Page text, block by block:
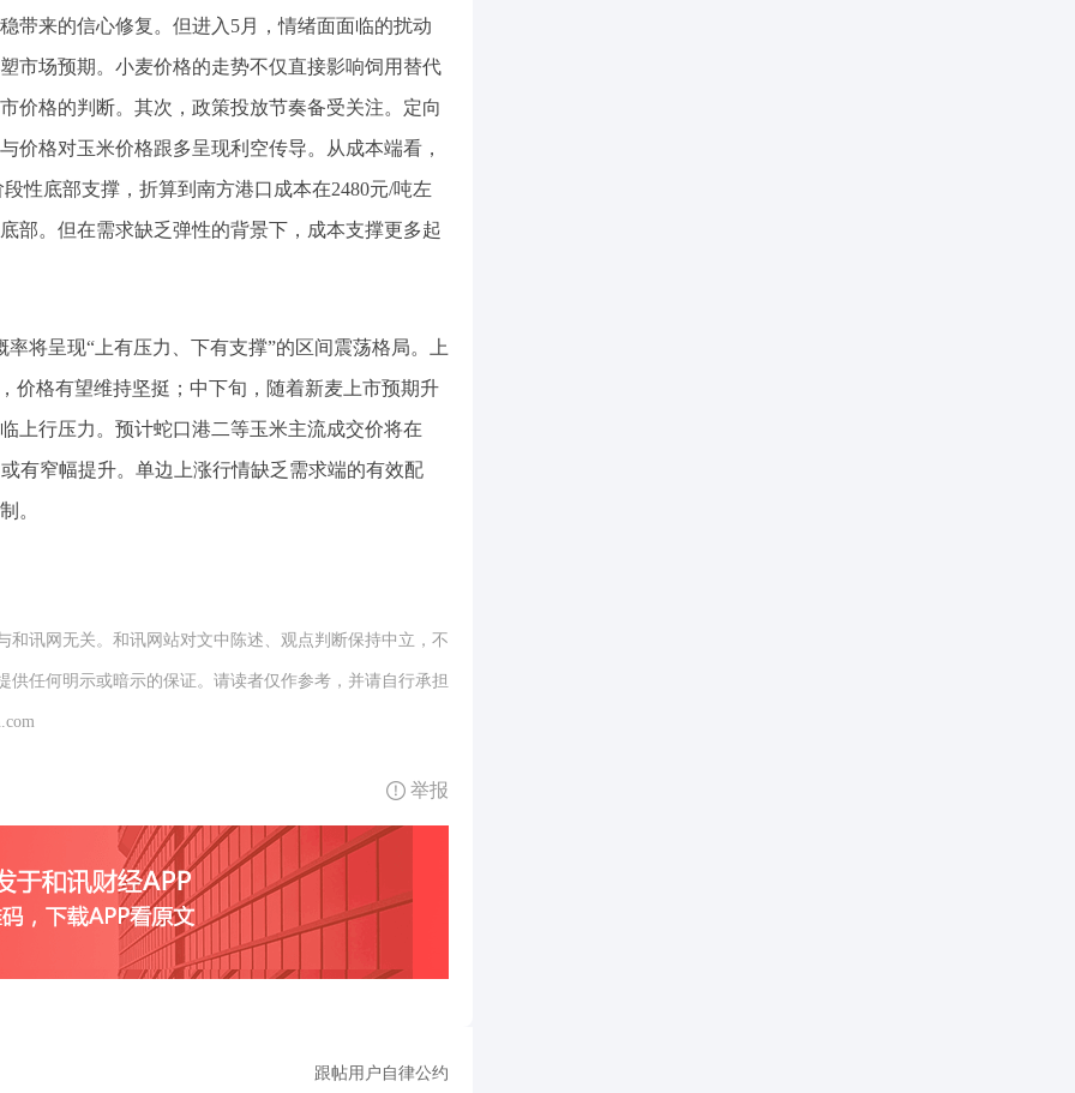
带来的信心修复。但进入5月，情绪面面临的扰动
市场预期。小麦价格的走势不仅直接影响饲用替代
价格的判断。其次，政策投放节奏备受关注。定向
价格对玉米价格跟多呈现利空传导。从成本端看，
性底部支撑，折算到南方港口成本在2480元/吨左
部。但在需求缺乏弹性的背景下，成本支撑更多起
将呈现“上有压力、下有支撑”的区间震荡格局。上
价格有望维持坚挺；中下旬，随着新麦上市预期升
上行压力。预计蛇口港二等玉米主流成交价将在
有窄幅提升。单边上涨行情缺乏需求端的有效配
。
和讯网无关。和讯网站对文中陈述、观点判断保持中立，不
供任何明示或暗示的保证。请读者仅作参考，并请自行承担
举报
跟帖用户自律公约